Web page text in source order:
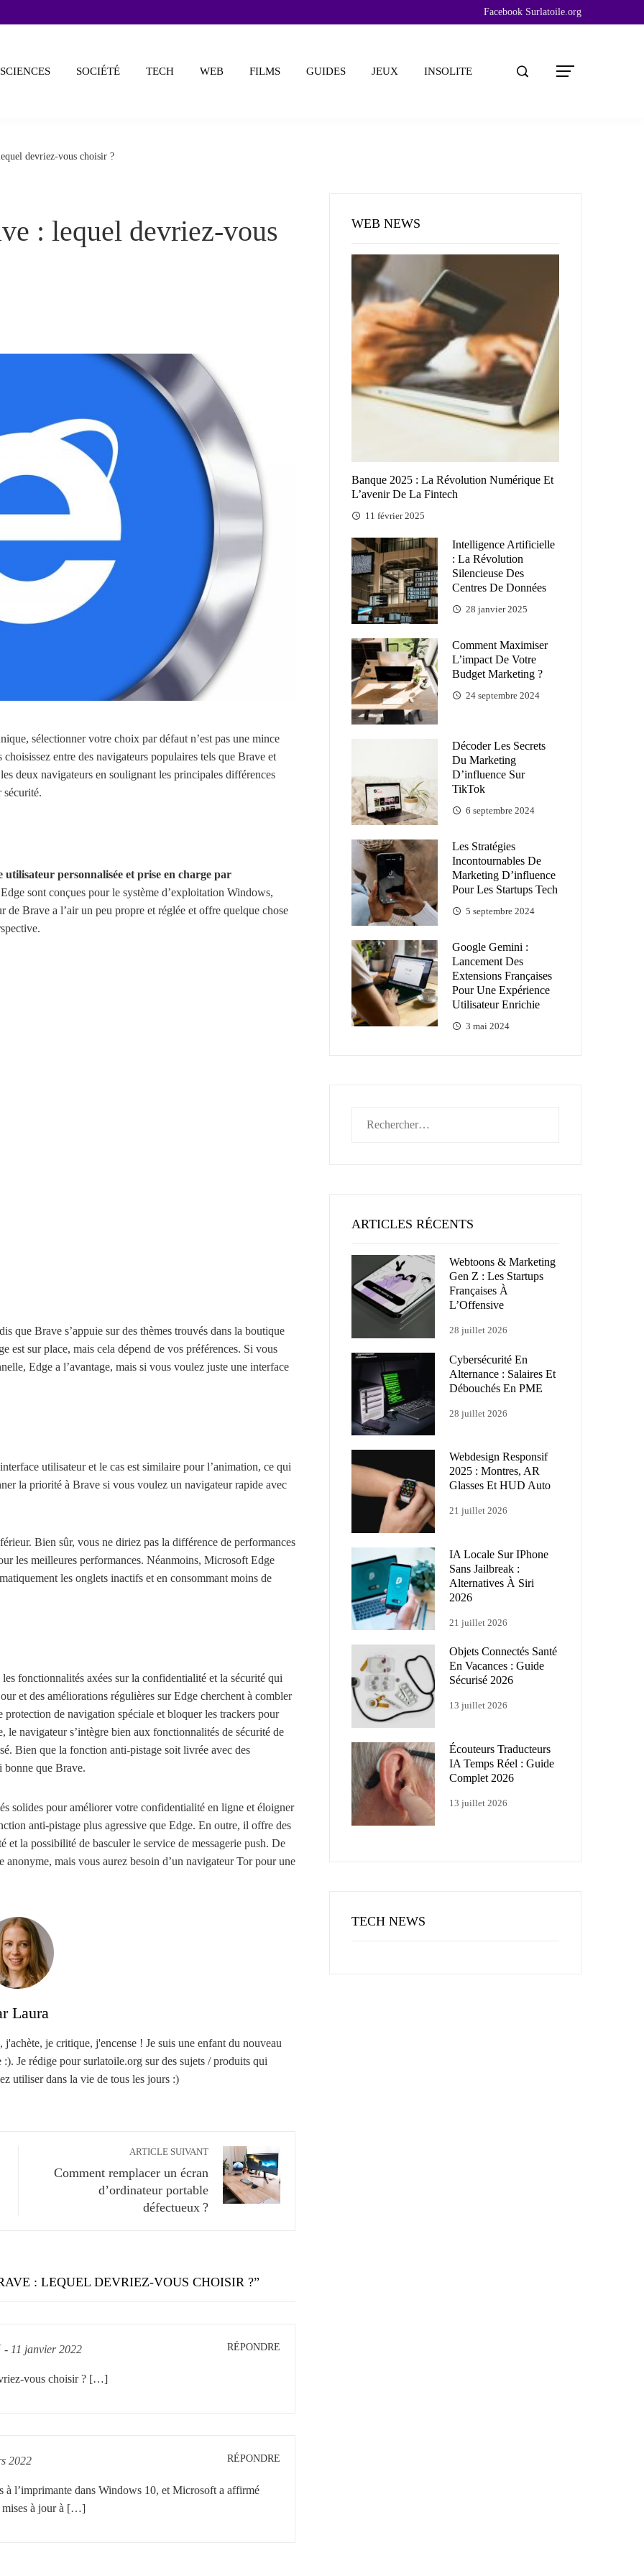
Facebook Surlatoile.org
SCIENCES SOCIÉTÉ TECH WEB FILMS GUIDES JEUX INSOLITE
devriez-vous choisir ?
: lequel devriez-vous
sélectionner votre choix par défaut n’est pas une mince
entre des navigateurs populaires tels que Brave et
deux navigateurs en soulignant les principales différences
sécurité.
personnalisée et prise en charge par
sont conçues pour le système d’exploitation Windows,
de Brave a l’air un peu propre et réglée et offre quelque chose
que Brave s’appuie sur des thèmes trouvés dans la boutique
sur place, mais cela dépend de vos préférences. Si vous
Edge a l’avantage, mais si vous voulez juste une interface
utilisateur et le cas est similaire pour l’animation, ce qui
la priorité à Brave si vous voulez un navigateur rapide avec
Bien sûr, vous ne diriez pas la différence de performances
les meilleures performances. Néanmoins, Microsoft Edge
les onglets inactifs et en consommant moins de
fonctionnalités axées sur la confidentialité et la sécurité qui
et des améliorations régulières sur Edge cherchent à combler
de navigation spéciale et bloquer les trackers pour
navigateur s’intègre bien aux fonctionnalités de sécurité de
Bien que la fonction anti-pistage soit livrée avec des
bonne que Brave.
solides pour améliorer votre confidentialité en ligne et éloigner
anti-pistage plus agressive que Edge. En outre, il offre des
et la possibilité de basculer le service de messagerie push. De
mais vous aurez besoin d’un navigateur Tor pour une
Laura
je critique, j'encense ! Je suis une enfant du nouveau
Je rédige pour surlatoile.org sur des sujets / produits qui
utiliser dans la vie de tous les jours :)
ARTICLE SUIVANT
Comment remplacer un écran
d’ordinateur portable
défectueux ?
: LEQUEL DEVRIEZ-VOUS CHOISIR ?”
- 11 janvier 2022 RÉPONDRE
vous choisir ? […]
2022 RÉPONDRE
l’imprimante dans Windows 10, et Microsoft a affirmé
mises à jour à […]
WEB NEWS
Banque 2025 : La Révolution Numérique Et
L’avenir De La Fintech
11 février 2025
Intelligence Artificielle
: La Révolution
Silencieuse Des
Centres De Données
28 janvier 2025
Comment Maximiser
L’impact De Votre
Budget Marketing ?
24 septembre 2024
Décoder Les Secrets
Du Marketing
D’influence Sur
TikTok
6 septembre 2024
Les Stratégies
Incontournables De
Marketing D’influence
Pour Les Startups Tech
5 septembre 2024
Google Gemini :
Lancement Des
Extensions Françaises
Pour Une Expérience
Utilisateur Enrichie
3 mai 2024
ARTICLES RÉCENTS
Webtoons & Marketing
Gen Z : Les Startups
Françaises À
L’Offensive
28 juillet 2026
Cybersécurité En
Alternance : Salaires Et
Débouchés En PME
28 juillet 2026
Webdesign Responsif
2025 : Montres, AR
Glasses Et HUD Auto
21 juillet 2026
IA Locale Sur IPhone
Sans Jailbreak :
Alternatives À Siri
2026
21 juillet 2026
Objets Connectés Santé
En Vacances : Guide
Sécurisé 2026
13 juillet 2026
Écouteurs Traducteurs
IA Temps Réel : Guide
Complet 2026
13 juillet 2026
TECH NEWS